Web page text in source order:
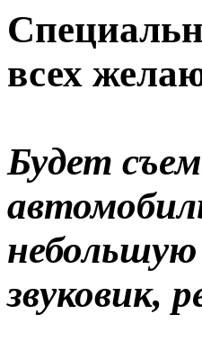
всех
Будет
звуковик,